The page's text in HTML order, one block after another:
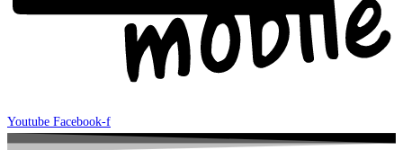
Youtube Facebook-f